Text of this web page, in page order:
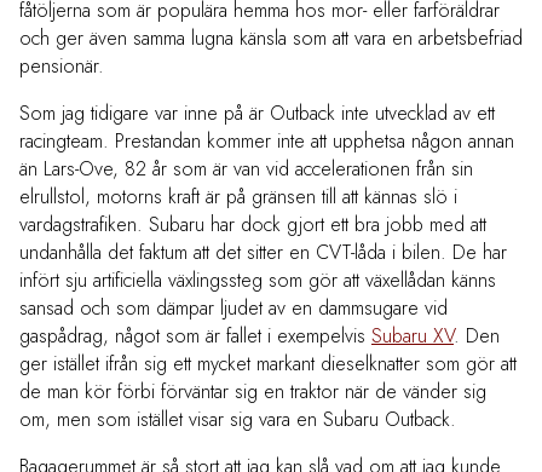
fåtöljerna som är populära hemma hos mor- eller farföräldrar
och ger även samma lugna känsla som att vara en arbetsbefriad
pensionär.
Som jag tidigare var inne på är Outback inte utvecklad av ett
racingteam. Prestandan kommer inte att upphetsa någon annan
än Lars-Ove, 82 år som är van vid accelerationen från sin
elrullstol, motorns kraft är på gränsen till att kännas slö i
vardagstrafiken. Subaru har dock gjort ett bra jobb med att
undanhålla det faktum att det sitter en CVT-låda i bilen. De har
infört sju artificiella växlingssteg som gör att växellådan känns
sansad och som dämpar ljudet av en dammsugare vid
gaspådrag, något som är fallet i exempelvis Subaru XV. Den
ger istället ifrån sig ett mycket markant dieselknatter som gör att
de man kör förbi förväntar sig en traktor när de vänder sig
om, men som istället visar sig vara en Subaru Outback.